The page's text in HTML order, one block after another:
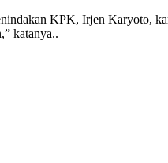
KPK, Irjen Karyoto,
katanya..